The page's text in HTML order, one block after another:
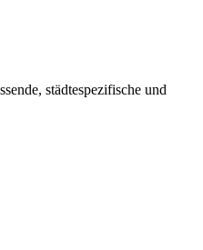
städtespezifische und